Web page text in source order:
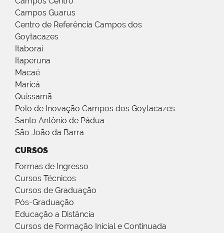
Campos Guarus
Centro de Referência Campos dos
Goytacazes
Itaboraí
Itaperuna
Macaé
Maricá
Quissamã
Polo de Inovação Campos dos Goytacazes
Santo Antônio de Pádua
São João da Barra
CURSOS
Formas de Ingresso
Cursos Técnicos
Cursos de Graduação
Pós-Graduação
Educação a Distância
Cursos de Formação Inicial e Continuada